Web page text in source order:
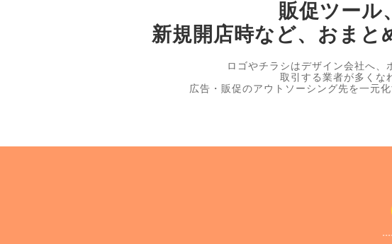
販促ツール
新規開店時など、おまと
ロゴやチラシはデザイン会社へ、
取引する業者が多くな
広告・販促のアウトソーシング先を一元